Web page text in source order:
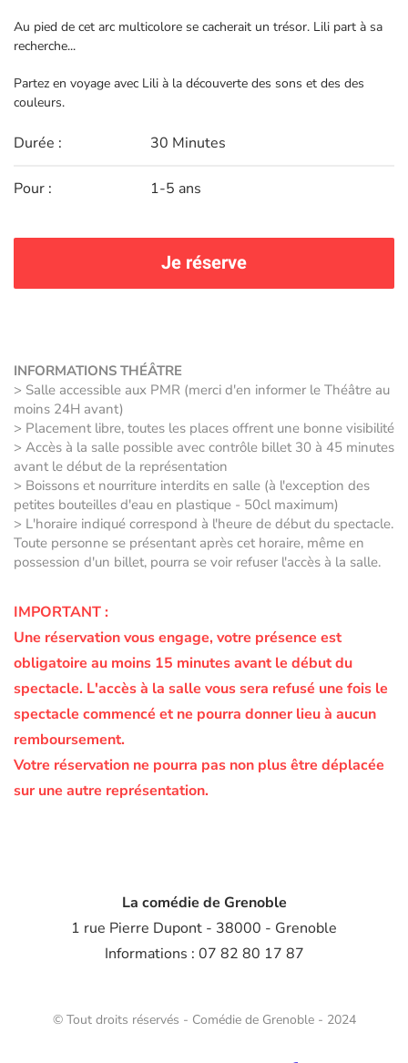
Au pied de cet arc multicolore se cacherait un trésor. Lili part à sa
recherche...
Partez en voyage avec Lili à la découverte des sons et des des
couleurs.
Durée : 30 Minutes
Pour : 1-5 ans
Je réserve
INFORMATIONS THÉÂTRE
> Salle accessible aux PMR (merci d'en informer le Théâtre au
moins 24H avant)
> Placement libre, toutes les places offrent une bonne visibilité
> Accès à la salle possible avec contrôle billet 30 à 45 minutes
avant le début de la représentation
> Boissons et nourriture interdits en salle (à l'exception des
petites bouteilles d'eau en plastique - 50cl maximum)
> L'horaire indiqué correspond à l'heure de début du spectacle.
Toute personne se présentant après cet horaire, même en
possession d'un billet, pourra se voir refuser l'accès à la salle.
IMPORTANT :
Une réservation vous engage, votre présence est
obligatoire au moins 15 minutes avant le début du
spectacle. L'accès à la salle vous sera refusé une fois le
spectacle commencé et ne pourra donner lieu à aucun
remboursement.
Votre réservation ne pourra pas non plus être déplacée
sur une autre représentation.
La comédie de Grenoble
1 rue Pierre Dupont - 38000 - Grenoble
Informations : 07 82 80 17 87
© Tout droits réservés - Comédie de Grenoble - 2024